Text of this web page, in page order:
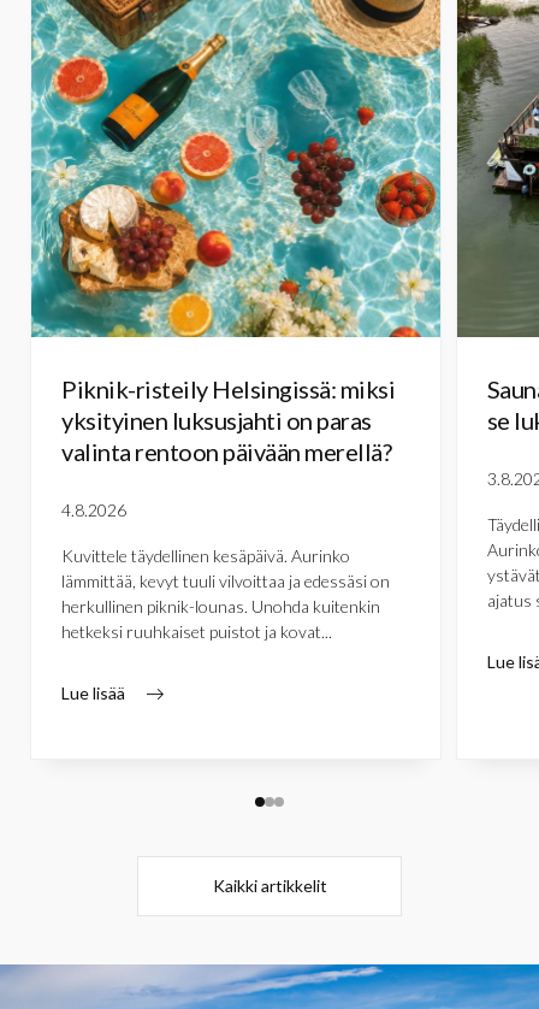
Piknik-risteily Helsingissä: miksi
yksityinen luksusjahti on paras
valinta rentoon päivään merellä?
4.8.2026
Kuvittele täydellinen kesäpäivä. Aurinko
lämmittää, kevyt tuuli vilvoittaa ja edessäsi on
herkullinen piknik-lounas. Unohda kuitenkin
hetkeksi ruuhkaiset puistot ja kovat...
Lue lisää
se
ajatus
Lue
Kaikki artikkelit